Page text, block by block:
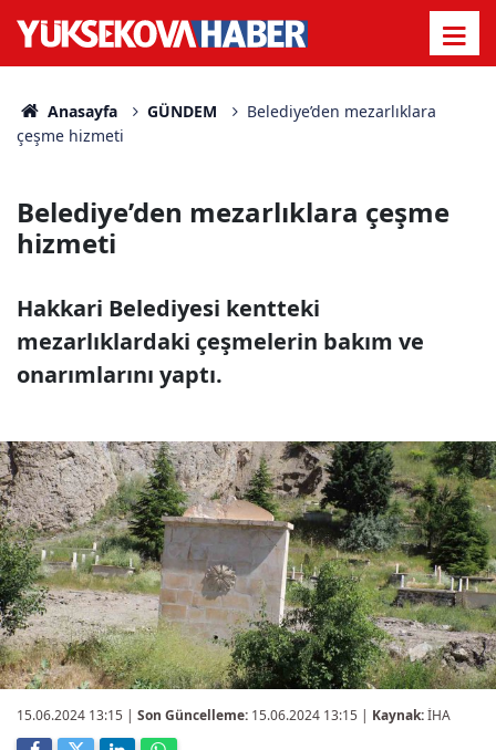
Anasayfa GÜNDEM
Belediye’den mezarlıklara
çeşme hizmeti
Belediye’den mezarlıklara çeşme
hizmeti
Hakkari Belediyesi kentteki
mezarlıklardaki çeşmelerin bakım ve
onarımlarını yaptı.
15.06.2024 13:15 | Son Güncelleme: 15.06.2024 13:15 | Kaynak:İHA